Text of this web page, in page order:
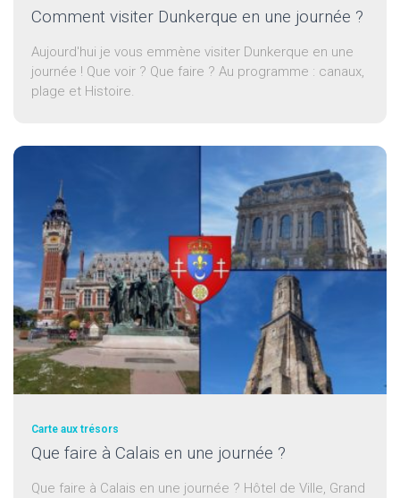
Comment visiter Dunkerque en une journée ?
Aujourd'hui je vous emmène visiter Dunkerque en une
journée ! Que voir ? Que faire ? Au programme : canaux,
plage et Histoire.
Carte aux trésors
Que faire à Calais en une journée ?
Que faire à Calais en une journée ? Hôtel de Ville, Grand